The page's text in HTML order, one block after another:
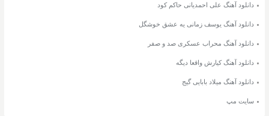
دانلود آهنگ علی احمدیانی حاکم کود
دانلود آهنگ یوسف زمانی یه عشق خوشگل
دانلود آهنگ محراب عسکری صد و صفر
دانلود آهنگ کیارش واقعا دیگه
دانلود آهنگ میلاد بابایی گیج
سایت مپ